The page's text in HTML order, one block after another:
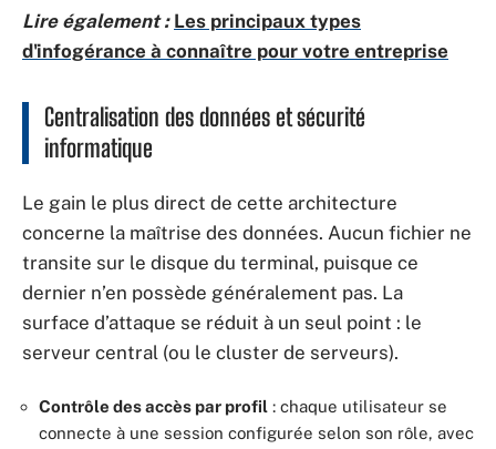
Lire également : Les principaux types
d'infogérance à connaître pour votre entreprise
Centralisation des données et sécurité
informatique
Le gain le plus direct de cette architecture
concerne la maîtrise des données. Aucun fichier ne
transite sur le disque du terminal, puisque ce
dernier n’en possède généralement pas. La
surface d’attaque se réduit à un seul point : le
serveur central (ou le cluster de serveurs).
Contrôle des accès par profil : chaque utilisateur se
connecte à une session configurée selon son rôle, avec